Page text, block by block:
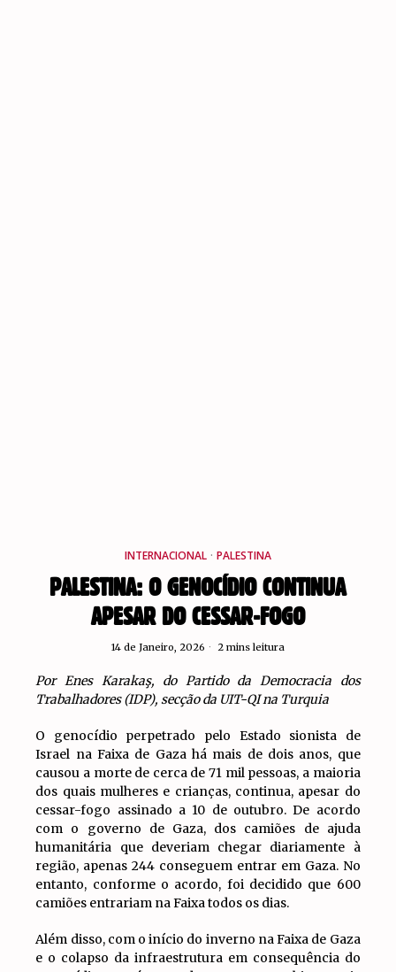
INTERNACIONAL · PALESTINA
PALESTINA: O GENOCÍDIO CONTINUA
APESAR DO CESSAR-FOGO
14 de Janeiro, 2026 2 mins leitura
Por Enes Karakaş, do Partido da Democracia dos
Trabalhadores (IDP), secção da UIT-QI na Turquia
O genocídio perpetrado pelo Estado sionista de
Israel na Faixa de Gaza há mais de dois anos, que
causou a morte de cerca de 71 mil pessoas, a maioria
dos quais mulheres e crianças, continua, apesar do
cessar-fogo assinado a 10 de outubro. De acordo
com o governo de Gaza, dos camiões de ajuda
humanitária que deveriam chegar diariamente à
região, apenas 244 conseguem entrar em Gaza. No
entanto, conforme o acordo, foi decidido que 600
camiões entrariam na Faixa todos os dias.
Além disso, com o início do inverno na Faixa de Gaza
e o colapso da infraestrutura em consequência do